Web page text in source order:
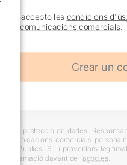
i accepto les condicions d'ús
comunicacions comercials.
sobre protecció de dades:
comunicacions comercials
i Públics, SL i proveïdors
reclamació davant de l’agpd.es